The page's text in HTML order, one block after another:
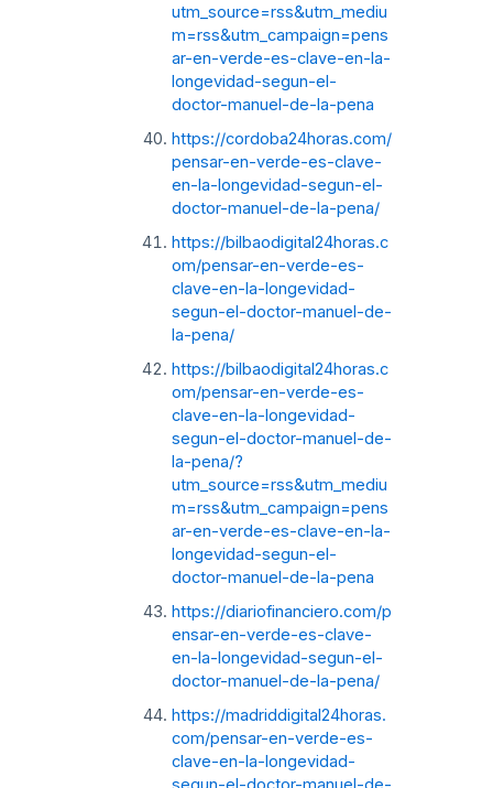
utm_source=rss&utm_mediu
m=rss&utm_campaign=pens
ar-en-verde-es-clave-en-la-
longevidad-segun-el-
doctor-manuel-de-la-pena
https://cordoba24horas.com/
pensar-en-verde-es-clave-
en-la-longevidad-segun-el-
doctor-manuel-de-la-pena/
https://bilbaodigital24horas.c
om/pensar-en-verde-es-
clave-en-la-longevidad-
segun-el-doctor-manuel-de-
la-pena/
https://bilbaodigital24horas.c
om/pensar-en-verde-es-
clave-en-la-longevidad-
segun-el-doctor-manuel-de-
la-pena/?
utm_source=rss&utm_mediu
m=rss&utm_campaign=pens
ar-en-verde-es-clave-en-la-
longevidad-segun-el-
doctor-manuel-de-la-pena
https://diariofinanciero.com/p
ensar-en-verde-es-clave-
en-la-longevidad-segun-el-
doctor-manuel-de-la-pena/
https://madriddigital24horas.
com/pensar-en-verde-es-
clave-en-la-longevidad-